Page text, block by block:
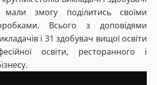
мали змогу поділитись своїми
Всього з доповідями
і 31 здобувач вищої освіти
освіти, ресторанного і